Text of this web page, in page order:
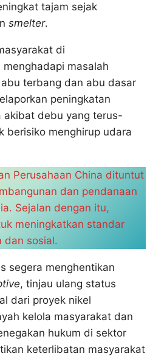
tajam sejak
smelter.
di
masalah
terbang dan abu dasar
peningkatan
akibat debu yang terus-
berisiko menghirup udara
Perusahaan China dituntut
dan pendanaan
Sejalan dengan itu,
meningkatkan standar
dan sosial.
segera menghentikan
, tinjau ulang status
dari proyek nikel
kelola masyarakat dan
hukum di sektor
keterlibatan masyarakat